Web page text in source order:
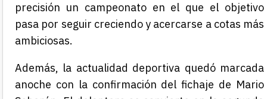
precisión un campeonato en el que el objetivo
pasa por seguir creciendo y acercarse a cotas más
ambiciosas.
Además, la actualidad deportiva quedó marcada
anoche con la confirmación del fichaje de Mario